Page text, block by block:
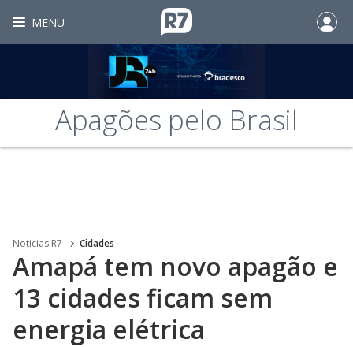
MENU
Apagões pelo Brasil
Noticias R7 Cidades
Amapá tem novo apagão e
13 cidades ficam sem
energia elétrica